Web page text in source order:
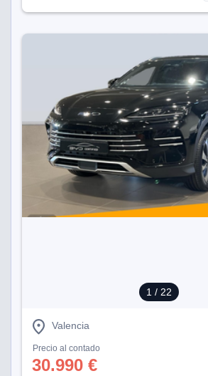
1 / 22
Valencia
Precio al contado
30.990 €